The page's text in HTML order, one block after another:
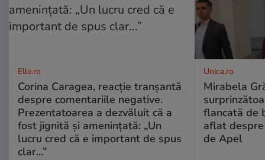
Elle.ro
Corina Caragea, reacție tranșantă
despre comentariile negative.
Prezentatoarea a dezvăluit că a
fost jignită și amenințată: „Un
lucru cred că e important de spus
clar...”
Unica.ro
Mirabela
flancată de
aflat
de Apel